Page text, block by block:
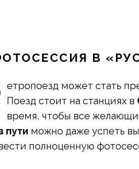
В
етропоезд может стать
Поезд стоит на станциях в
время, чтобы все
пути можно даже успеть
полноценную